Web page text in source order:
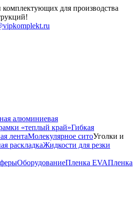
для производства
алюминиевая
«теплый край»Гибкая
лентаМолекулярное ситоУголки и
раскладкаЖидкости для резки
ОборудованиеПленка EVAПленка